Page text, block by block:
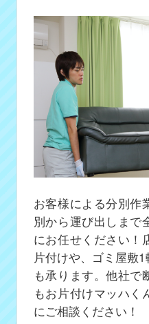
お客様による分別作
別から運び出しまで
にお任せください！
片付けや、ゴミ屋敷
も承ります。他社で
もお片付けマッハく
にご相談ください！